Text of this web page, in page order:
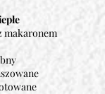
makaronem